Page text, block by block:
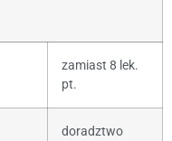
zamiast 8 lek.
pt.
doradztwo